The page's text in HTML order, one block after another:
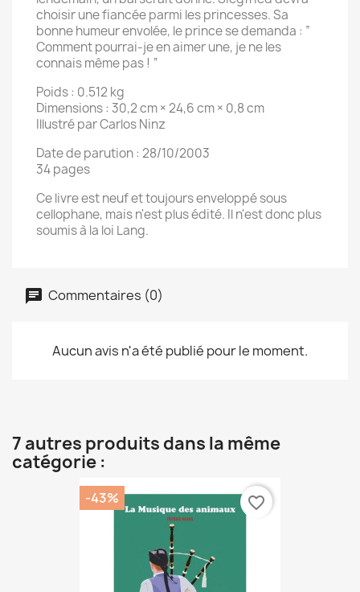
choisir une fiancée parmi les princesses. Sa
bonne humeur envolée, le prince se demanda : ”
Comment pourrai-je en aimer une, je ne les
connais même pas ! “
Poids : 0.512 kg
Dimensions : 30,2 cm × 24,6 cm × 0,8 cm
Illustré par Carlos Ninz
Date de parution : 28/10/2003
34 pages
Ce livre est neuf et toujours enveloppé sous
cellophane, mais n'est plus édité. Il n'est donc plus
soumis à la loi Lang.
Commentaires (0)
Aucun avis n'a été publié pour le moment.
7 autres produits dans la même
catégorie :
-43% favorite_border